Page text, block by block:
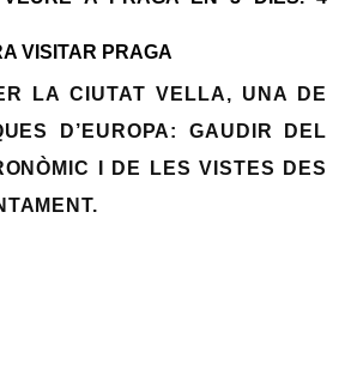
VISITAR PRAGA
LA CIUTAT VELLA, UNA DE
D’EUROPA: GAUDIR DEL
I DE LES VISTES DES